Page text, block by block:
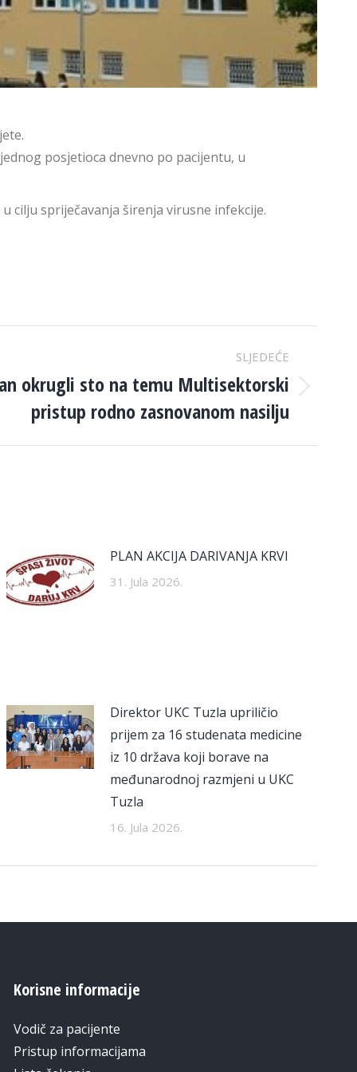
posjetioca dnevno po pacijentu, u
cilju spriječavanja širenja virusne infekcije.
SLJEDEĆE
okrugli sto na temu Multisektorski
pristup rodno zasnovanom nasilju
PLAN AKCIJA DARIVANJA KRVI
31. Jula 2026.
Direktor UKC Tuzla upriličio
prijem za 16 studenata medicine
iz 10 država koji borave na
međunarodnoj razmjeni u UKC
Tuzla
16. Jula 2026.
Korisne informacije
Vodič za pacijente
Pristup informacijama